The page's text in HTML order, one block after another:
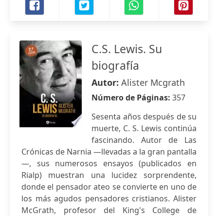
C.S. Lewis. Su
biografía
Autor: Alister Mcgrath
Número de Páginas: 357
Sesenta años después de su
muerte, C. S. Lewis continúa
fascinando. Autor de Las
Crónicas de Narnia —llevadas a la gran pantalla
—, sus numerosos ensayos (publicados en
Rialp) muestran una lucidez sorprendente,
donde el pensador ateo se convierte en uno de
los más agudos pensadores cristianos. Alister
McGrath, profesor del King's College de